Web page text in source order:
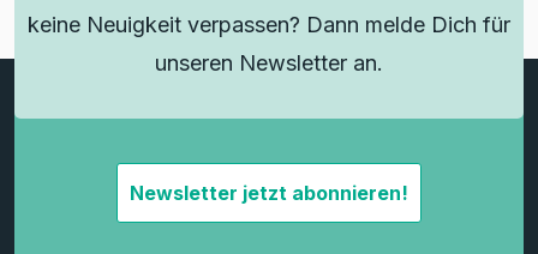
keine Neuigkeit verpassen? Dann melde Dich für
unseren Newsletter an.
Newsletter jetzt abonnieren!